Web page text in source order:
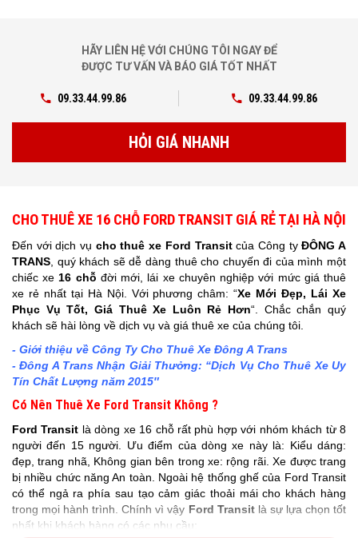
HÃY LIÊN HỆ VỚI CHÚNG TÔI NGAY ĐỂ
ĐƯỢC TƯ VẤN VÀ BÁO GIÁ TỐT NHẤT
09.33.44.99.86 09.33.44.99.86
HỎI GIÁ NHANH
CHO THUÊ XE 16 CHỖ FORD TRANSIT GIÁ RẺ TẠI HÀ NỘI
Đến với dịch vụ cho thuê xe Ford Transitcủa Công tyĐÔNG A
TRANS , quý khách sẽ dễ dàng thuê cho chuyến đi của mình một
chiếc xe 16 chỗ đời mới, lái xe chuyên nghiệp với mức giá thuê
xe rẻ nhất tại Hà Nội. Với phương châm: “Xe Mới Đẹp, Lái Xe
Phục Vụ Tốt, Giá Thuê Xe Luôn Rẻ Hơn“. Chắc chắn quý
khách sẽ hài lòng về dịch vụ và giá thuê xe của chúng tôi.
- Giới thiệu về Công Ty Cho Thuê Xe Đông A Trans
- Đông A Trans Nhận Giải Thưởng: “Dịch Vụ Cho Thuê Xe Uy
Tín Chất Lượng năm 2015″
Có Nên Thuê Xe Ford Transit Không ?
Ford Transit là dòng xe 16 chỗ rất phù hợp với nhóm khách từ 8
người đến 15 người. Ưu điểm của dòng xe này là: Kiểu dáng:
đẹp, trang nhã, Không gian bên trong xe: rộng rãi. Xe được trang
bị nhiều chức năng An toàn. Ngoài hệ thống ghế của Ford Transit
có thể ngả ra phía sau tạo cảm giác thoải mái cho khách hàng
trong mọi hành trình. Chính vì vậy Ford Transitlà sự lựa chọn tốt
nhất khi khách hàng có các nhu cầu: